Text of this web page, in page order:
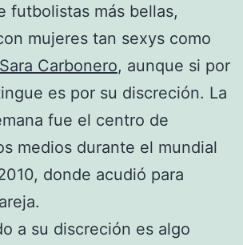
futbolistas más bellas,
mujeres tan sexys como
Sara Carbonero, aunque si por
es por su discreción. La
fue el centro de
medios durante el mundial
donde acudió para
a su discreción es algo